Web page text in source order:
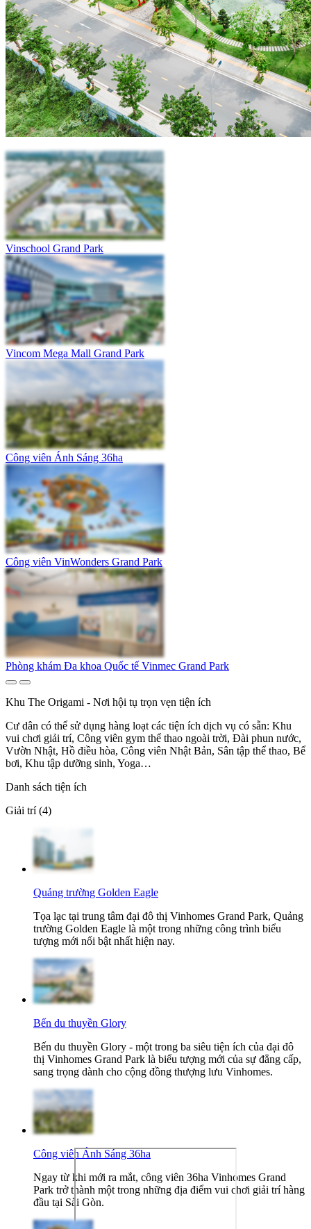
Vinschool Grand Park
Vincom Mega Mall Grand Park
Công viên Ánh Sáng 36ha
Công viên VinWonders Grand Park
Phòng khám Đa khoa Quốc tế Vinmec Grand Park
Khu The Origami - Nơi hội tụ trọn vẹn tiện ích
Cư dân có thể sử dụng hàng loạt các tiện ích dịch vụ có sẵn: Khu
vui chơi giải trí, Công viên gym thể thao ngoài trời, Đài phun nước,
Vườn Nhật, Hồ điều hòa, Công viên Nhật Bản, Sân tập thể thao, Bể
bơi, Khu tập dưỡng sinh, Yoga…
Danh sách tiện ích
Giải trí (4)
Quảng trường Golden Eagle
Tọa lạc tại trung tâm đại đô thị Vinhomes Grand Park, Quảng
trường Golden Eagle là một trong những công trình biểu
tượng mới nổi bật nhất hiện nay.
Bến du thuyền Glory
Bến du thuyền Glory - một trong ba siêu tiện ích của đại đô
thị Vinhomes Grand Park là biểu tượng mới của sự đẳng cấp,
sang trọng dành cho cộng đồng thượng lưu Vinhomes.
Công viên Ánh Sáng 36ha
Ngay từ khi mới ra mắt, công viên 36ha Vinhomes Grand
Park trở thành một trong những địa điểm vui chơi giải trí hàng
đầu tại Sài Gòn.